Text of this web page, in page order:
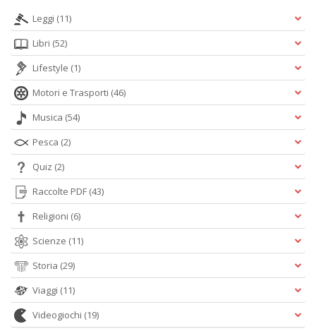
Leggi (11)
Libri (52)
Lifestyle (1)
Motori e Trasporti (46)
Musica (54)
Pesca (2)
Quiz (2)
Raccolte PDF (43)
Religioni (6)
Scienze (11)
Storia (29)
Viaggi (11)
Videogiochi (19)